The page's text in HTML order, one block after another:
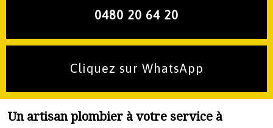
0480 20 64 20
Cliquez sur WhatsApp
Un artisan plombier à votre service à